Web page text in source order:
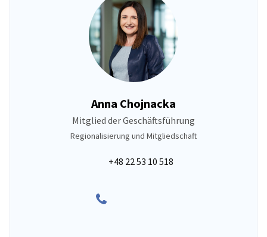
Anna Chojnacka
Mitglied der Geschäftsführung
Regionalisierung und Mitgliedschaft
+48 22 53 10 518